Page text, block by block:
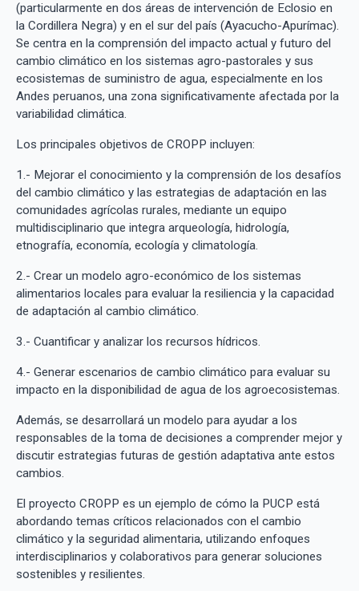
(particularmente en dos áreas de intervención de Eclosio en
la Cordillera Negra) y en el sur del país (Ayacucho-Apurímac).
Se centra en la comprensión del impacto actual y futuro del
cambio climático en los sistemas agro-pastorales y sus
ecosistemas de suministro de agua, especialmente en los
Andes peruanos, una zona significativamente afectada por la
variabilidad climática.
Los principales objetivos de CROPP incluyen:
1.- Mejorar el conocimiento y la comprensión de los desafíos
del cambio climático y las estrategias de adaptación en las
comunidades agrícolas rurales, mediante un equipo
multidisciplinario que integra arqueología, hidrología,
etnografía, economía, ecología y climatología.
2.- Crear un modelo agro-económico de los sistemas
alimentarios locales para evaluar la resiliencia y la capacidad
de adaptación al cambio climático.
3.- Cuantificar y analizar los recursos hídricos.
4.- Generar escenarios de cambio climático para evaluar su
impacto en la disponibilidad de agua de los agroecosistemas.
Además, se desarrollará un modelo para ayudar a los
responsables de la toma de decisiones a comprender mejor y
discutir estrategias futuras de gestión adaptativa ante estos
cambios.
El proyecto CROPP es un ejemplo de cómo la PUCP está
abordando temas críticos relacionados con el cambio
climático y la seguridad alimentaria, utilizando enfoques
interdisciplinarios y colaborativos para generar soluciones
sostenibles y resilientes.